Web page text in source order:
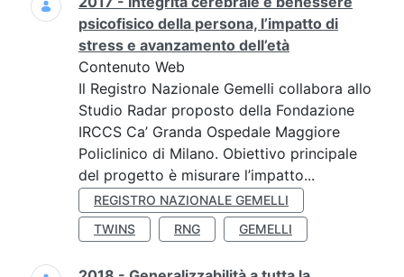
psicofisico della persona, l’impatto di
stress e avanzamento dell’età
Contenuto Web
Il Registro Nazionale Gemelli collabora allo
Studio Radar proposto della Fondazione
IRCCS Ca’ Granda Ospedale Maggiore
Policlinico di Milano. Obiettivo principale
del progetto è misurare l’impatto...
REGISTRO NAZIONALE GEMELLI
TWINS
RNG GEMELLI